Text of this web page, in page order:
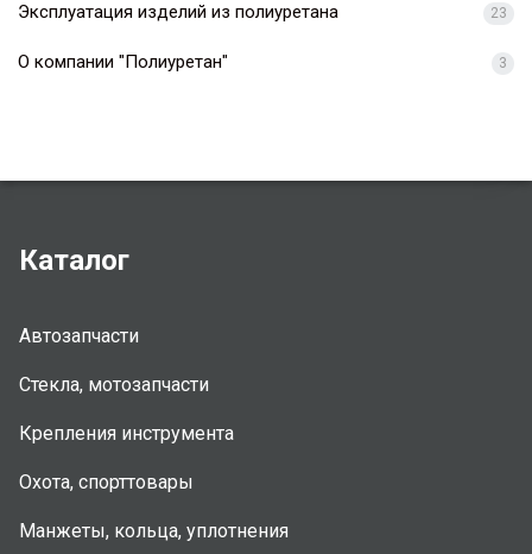
Эксплуатация изделий из полиуретана 23
О компании "Полиуретан" 3
Каталог
Автозапчасти
Стекла, мотозапчасти
Крепления инструмента
Охота, спорттовары
Манжеты, кольца, уплотнения